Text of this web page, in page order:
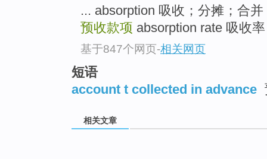
... absorption 吸收；分摊；合并
预收款项 absorption rate 吸收
基于847个网页-相关网页
短语
account t collected in advance
相关文章